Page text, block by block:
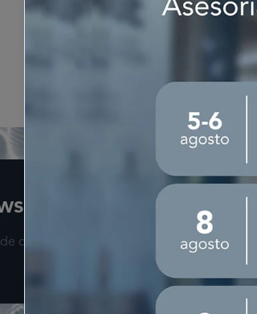
cuidado de la piel, novedades y ofertas